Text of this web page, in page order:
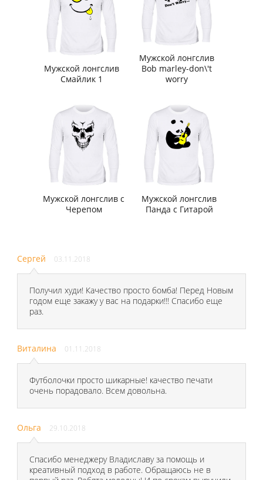
Мужской лонгслив
Смайлик 1
Мужской лонгслив
Bob marley-don\'t
worry
Мужской лонгслив с
Черепом
Мужской лонгслив
Панда с Гитарой
Сергей 03.11.2018
Получил худи! Качество просто бомба! Перед Новым
годом еще закажу у вас на подарки!!! Спасибо еще
раз.
Виталина 01.11.2018
Футболочки просто шикарные! качество печати
очень порадовало. Всем довольна.
Ольга 29.10.2018
Спасибо менеджеру Владиславу за помощь и
креативный подход в работе. Обращаюсь не в